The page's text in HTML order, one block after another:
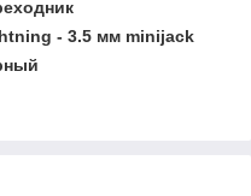
- 3.5 мм minijack